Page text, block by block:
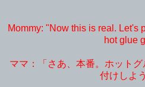
Mommy: "Now this is real. Let's
hot glue
ママ：「さあ、本番。ホット
付けしよ